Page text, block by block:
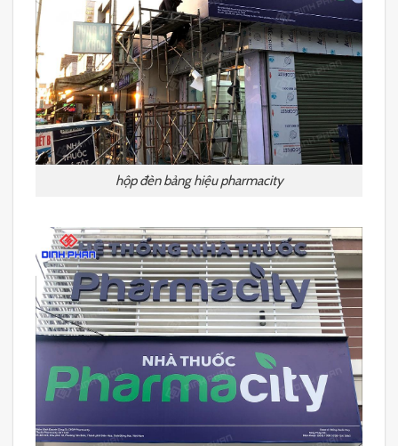
hộp đèn bảng hiệu pharmacity